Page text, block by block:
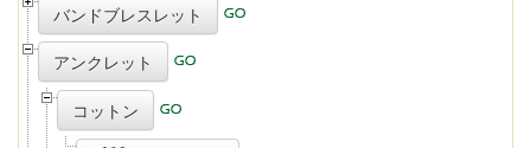
バンドブレスレット
アンクレット
コットン